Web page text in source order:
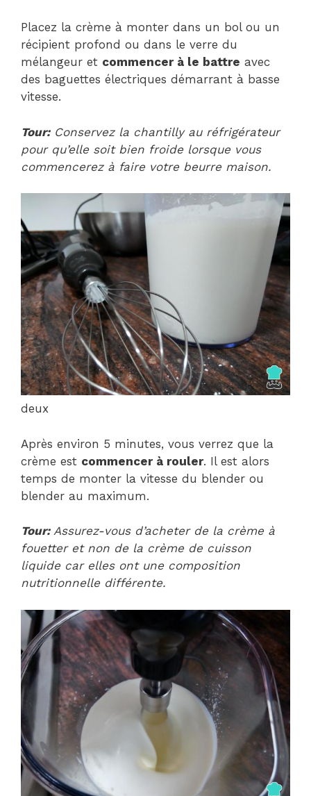
Placez la crème à monter dans un bol ou un
récipient profond ou dans le verre du
mélangeur et commencer à le battre avec
des baguettes électriques démarrant à basse
vitesse.
Tour:Conservez la chantilly au réfrigérateur
pour qu’elle soit bien froide lorsque vous
commencerez à faire votre beurre maison.
deux
Après environ 5 minutes, vous verrez que la
crème est commencer à rouler. Il est alors
temps de monter la vitesse du blender ou
blender au maximum.
Tour:Assurez-vous d’acheter de la crème à
fouetter et non de la crème de cuisson
liquide car elles ont une composition
nutritionnelle différente.